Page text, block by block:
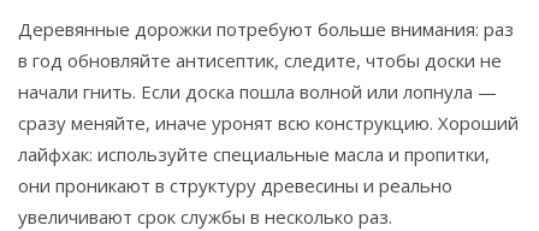
Деревянные дорожки потребуют больше внимания: раз
в год обновляйте антисептик, следите, чтобы доски не
начали гнить. Если доска пошла волной или лопнула —
сразу меняйте, иначе уронят всю конструкцию. Хороший
лайфхак: используйте специальные масла и пропитки,
они проникают в структуру древесины и реально
увеличивают срок службы в несколько раз.